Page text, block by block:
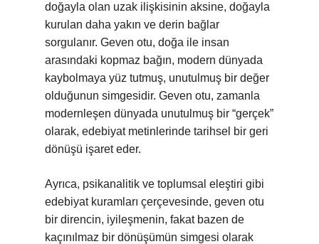
doğayla olan uzak ilişkisinin aksine, doğayla
kurulan daha yakın ve derin bağlar
sorgulanır. Geven otu, doğa ile insan
arasındaki kopmaz bağın, modern dünyada
kaybolmaya yüz tutmuş, unutulmuş bir değer
olduğunun simgesidir. Geven otu, zamanla
modernleşen dünyada unutulmuş bir “gerçek”
olarak, edebiyat metinlerinde tarihsel bir geri
dönüşü işaret eder.
Ayrıca, psikanalitik ve toplumsal eleştiri gibi
edebiyat kuramları çerçevesinde, geven otu
bir direncin, iyileşmenin, fakat bazen de
kaçınılmaz bir dönüşümün simgesi olarak